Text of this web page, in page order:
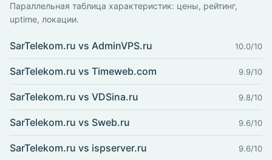
Параллельная таблица характеристик: цены, рейтинг,
uptime, локации.
SarTelekom.ru vs AdminVPS.ru 10.0/10
SarTelekom.ru vs Timeweb.com 9.9/10
SarTelekom.ru vs VDSina.ru 9.8/10
SarTelekom.ru vs Sweb.ru 9.6/10
SarTelekom.ru vs ispserver.ru 9.6/10